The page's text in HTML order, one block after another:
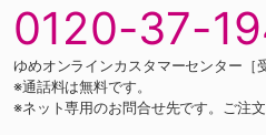
0120-37-
ゆめオンラインカスタマーセンター［
※通話料は無料です。
※ネット専用のお問合せ先です。ご注